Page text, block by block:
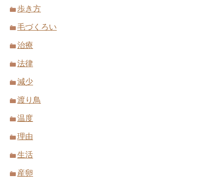
歩き方
毛づくろい
治療
法律
減少
渡り鳥
温度
理由
生活
産卵